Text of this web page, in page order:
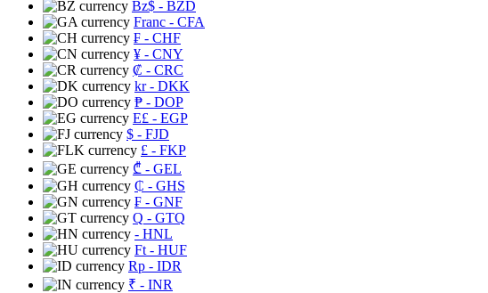
Bz$ - BZD
Franc - CFA
₣ - CHF
¥ - CNY
₡ - CRC
kr- DKK
₱ - DOP
E£ - EGP
$ - FJD
£ - FKP
₾ - GEL
₵ - GHS
₣ - GNF
Q - GTQ
- HNL
Ft - HUF
Rp - IDR
₹ - INR